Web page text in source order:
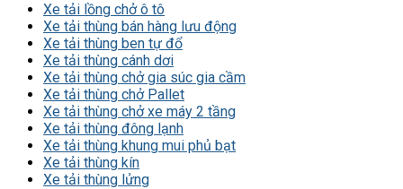
Xe tải lồng chở ô tô
Xe tải thùng bán hàng lưu động
Xe tải thùng ben tự đổ
Xe tải thùng cánh dơi
Xe tải thùng chở gia súc gia cầm
Xe tải thùng chở Pallet
Xe tải thùng chở xe máy 2 tầng
Xe tải thùng đông lạnh
Xe tải thùng khung mui phủ bạt
Xe tải thùng kín
Xe tải thùng lửng